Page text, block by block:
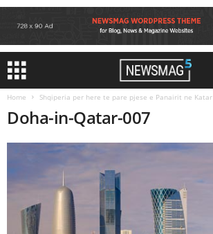
Home Shqiperia per here te pare pjese e Panairit ne Katar
Doha-in-Qatar-007